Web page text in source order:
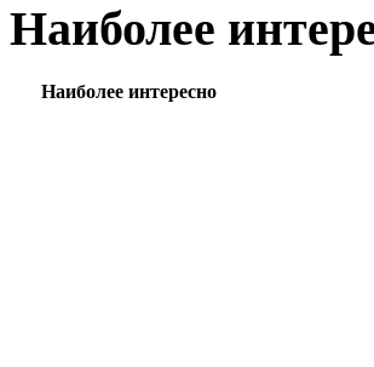
Наиболее
Наиболее интересно